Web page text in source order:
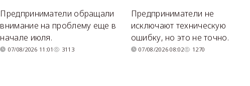
Предприниматели обращали
внимание на проблему еще в
начале июля.
07/08/2026 11:01 3113
Предприниматели не
исключают техническую
ошибку, но это не точно.
07/08/2026 08:02 1270